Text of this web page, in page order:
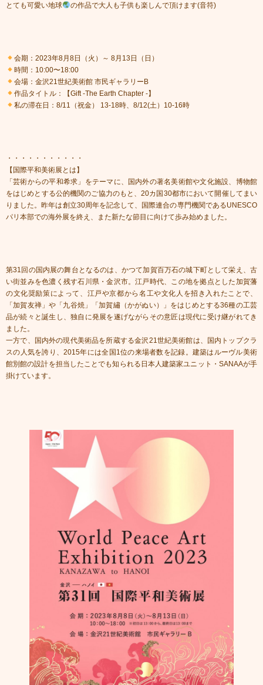
とても可愛い地球 の作品で大人も子供も楽しんで頂けます(音符)
会期：2023年8月8日（火）～ 8月13日（日）
時間：10:00〜18:00
会場：金沢21世紀美術館 市民ギャラリーB
作品タイトル：【Gift -The Earth Chapter -】
私の滞在日：8/11（祝金） 13-18時、8/12(土）10-16時
・・・・・・・・・・・
【国際平和美術展とは】
「芸術からの平和希求」をテーマに、国内外の著名美術館や文化施設、博物館
をはじめとする公的機関のご協力のもと、20カ国30都市において開催してまい
りました。昨年は創立30周年を記念して、国際連合の専門機関であるUNESCO
パリ本部での海外展を終え、また新たな節目に向けて歩み始めました。
第31回の国内展の舞台となるのは、かつて加賀百万石の城下町として栄え、古
い街並みを色濃く残す石川県・金沢市。江戸時代、この地を拠点とした加賀藩
の文化奨励策によって、江戸や京都から名工や文化人を招き入れたことで、
「加賀友禅」や「九谷焼」「加賀繡（かがぬい）」をはじめとする36種の工芸
品が続々と誕生し、独自に発展を遂げながらその意匠は現代に受け継がれてき
ました。
一方で、国内外の現代美術品を所蔵する金沢21世紀美術館は、国内トップクラ
スの人気を誇り、2015年には全国1位の来場者数を記録。建築はルーヴル美術
館別館の設計を担当したことでも知られる日本人建築家ユニット・SANAAが手
掛けています。